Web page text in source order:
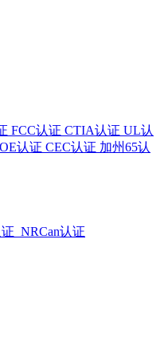
FCC认证 CTIA认证 UL认
认证 CEC认证 加州65认
NRCan认证